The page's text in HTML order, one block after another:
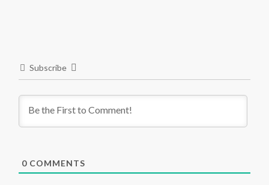
Subscribe
0 COMMENTS